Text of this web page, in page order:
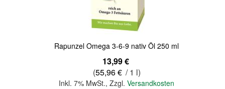
Rapunzel Omega 3-6-9 nativ Öl 250 ml
13,99 €
(55,96 € / 1 l)
Inkl. 7% MwSt.,Zzgl.Versandkosten